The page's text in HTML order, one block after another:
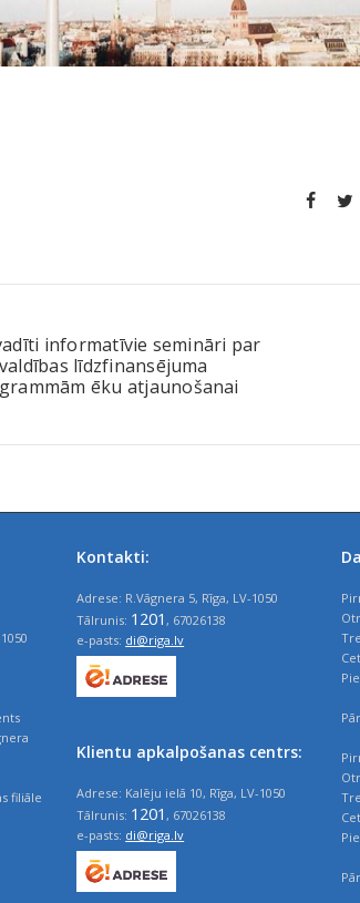
informatīvie semināri par
līdzfinansējuma
ēku atjaunošanai
filiāle
Kontakti:
Adrese: R.Vāgnera 5, Rīga, LV-1050
Tālrunis: 1201, 67026138
e-pasts: di@riga.lv
Klientu apkalpošanas centrs:
Adrese: Kalēju ielā 10, Rīga, LV-1050
Tālrunis: 1201, 67026138
e-pasts: di@riga.lv